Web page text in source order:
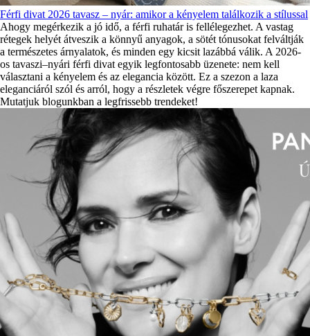
Férfi divat 2026 tavasz – nyár: amikor a kényelem találkozik a stílussal
Ahogy megérkezik a jó idő, a férfi ruhatár is fellélegezhet. A vastag
rétegek helyét átveszik a könnyű anyagok, a sötét tónusokat felváltják
a természetes árnyalatok, és minden egy kicsit lazábbá válik. A 2026-
os tavaszi–nyári férfi divat egyik legfontosabb üzenete: nem kell
választani a kényelem és az elegancia között. Ez a szezon a laza
eleganciáról szól és arról, hogy a részletek végre főszerepet kapnak.
Mutatjuk blogunkban a legfrissebb trendeket!